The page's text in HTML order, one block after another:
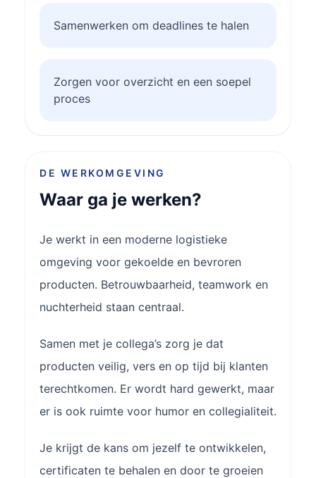
Samenwerken om deadlines te halen
Zorgen voor overzicht en een soepel
proces
DE WERKOMGEVING
Waar ga je werken?
Je werkt in een moderne logistieke
omgeving voor gekoelde en bevroren
producten. Betrouwbaarheid, teamwork en
nuchterheid staan centraal.
Samen met je collega’s zorg je dat
producten veilig, vers en op tijd bij klanten
terechtkomen. Er wordt hard gewerkt, maar
er is ook ruimte voor humor en collegialiteit.
Je krijgt de kans om jezelf te ontwikkelen,
certificaten te behalen en door te groeien